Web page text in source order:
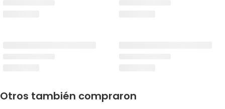
Otros también compraron